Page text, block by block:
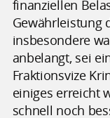
finanziellen
Gewährleistung
insbesondere
anbelangt, sei
Fraktionsvize
einiges erreicht
schnell noch